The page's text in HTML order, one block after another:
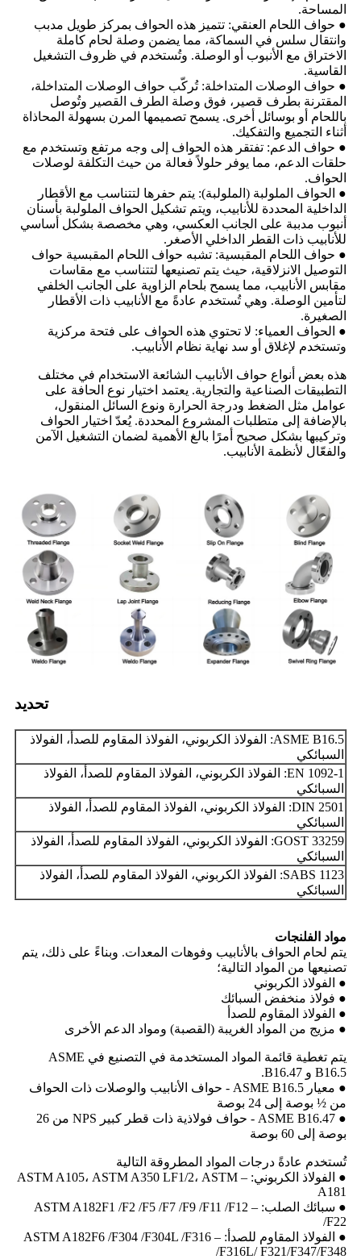
المساحة.
● حواف اللحام العنقي: تتميز هذه الحواف بمركز طويل مدبب
وانتقال سلس في السماكة، مما يضمن وصلة لحام كاملة
الاختراق مع الأنبوب أو الوصلة. وتُستخدم في ظروف التشغيل
القاسية.
● حواف الوصلات المتداخلة: تُركّب حواف الوصلات المتداخلة،
المقترنة بطرف قصير، فوق وصلة الطرف القصير وتُوصل
باللحام أو بوسائل أخرى. يسمح تصميمها المرن بسهولة المحاذاة
أثناء التجميع والتفكيك.
● حواف الدعم: تفتقر هذه الحواف إلى وجه مرتفع وتستخدم مع
حلقات الدعم، مما يوفر حلولاً فعالة من حيث التكلفة لوصلات
الحواف.
● الحواف الملولبة (الملولبة): يتم حفرها لتتناسب مع الأقطار
الداخلية المحددة للأنابيب، ويتم تشكيل الحواف الملولبة بأسنان
أنبوب مدببة على الجانب العكسي، وهي مخصصة بشكل أساسي
للأنابيب ذات القطر الداخلي الأصغر.
● حواف اللحام المقبسية: تشبه حواف اللحام المقبسية حواف
التوصيل الانزلاقية، حيث يتم تصنيعها لتتناسب مع مقاسات
مقابس الأنابيب، مما يسمح بلحام الزاوية على الجانب الخلفي
لتأمين الوصلة. وهي تُستخدم عادةً مع الأنابيب ذات الأقطار
الصغيرة.
● الحواف العمياء: لا تحتوي هذه الحواف على فتحة مركزية
وتستخدم لإغلاق أو سد نهاية نظام الأنابيب.
هذه بعض أنواع حواف الأنابيب الشائعة الاستخدام في مختلف
التطبيقات الصناعية والتجارية. يعتمد اختيار نوع الحافة على
عوامل مثل الضغط ودرجة الحرارة ونوع السائل المنقول،
بالإضافة إلى متطلبات المشروع المحددة. يُعدّ اختيار الحواف
وتركيبها بشكل صحيح أمرًا بالغ الأهمية لضمان التشغيل الآمن
والفعّال لأنظمة الأنابيب.
تحديد
ASME B16.5: الفولاذ الكربوني، الفولاذ المقاوم للصدأ، الفولاذ
السبائكي
EN 1092-1: الفولاذ الكربوني، الفولاذ المقاوم للصدأ، الفولاذ
السبائكي
DIN 2501: الفولاذ الكربوني، الفولاذ المقاوم للصدأ، الفولاذ
السبائكي
GOST 33259: الفولاذ الكربوني، الفولاذ المقاوم للصدأ، الفولاذ
السبائكي
SABS 1123: الفولاذ الكربوني، الفولاذ المقاوم للصدأ، الفولاذ
السبائكي
مواد الفلنجات
يتم لحام الحواف بالأنابيب وفوهات المعدات. وبناءً على ذلك، يتم
تصنيعها من المواد التالية؛
● الفولاذ الكربوني
● فولاذ منخفض السبائك
● الفولاذ المقاوم للصدأ
● مزيج من المواد الغريبة (القصبة) ومواد الدعم الأخرى
يتم تغطية قائمة المواد المستخدمة في التصنيع في ASME
B16.5 و B16.47.
● معيار ASME B16.5 - حواف الأنابيب والوصلات ذات الحواف
من ½ بوصة إلى 24 بوصة
● ASME B16.47 - حواف فولاذية ذات قطر كبير NPS من 26
بوصة إلى 60 بوصة
تُستخدم عادةً درجات المواد المطروقة التالية
● الفولاذ الكربوني: – ASTM A105، ASTM A350 LF1/2، ASTM
A181
● سبائك الصلب: – ASTM A182F1 /F2 /F5 /F7 /F9 /F11 /F12
/F22
● الفولاذ المقاوم للصدأ: – ASTM A182F6 /F304 /F304L /F316
/F316L/ F321/F347/F348